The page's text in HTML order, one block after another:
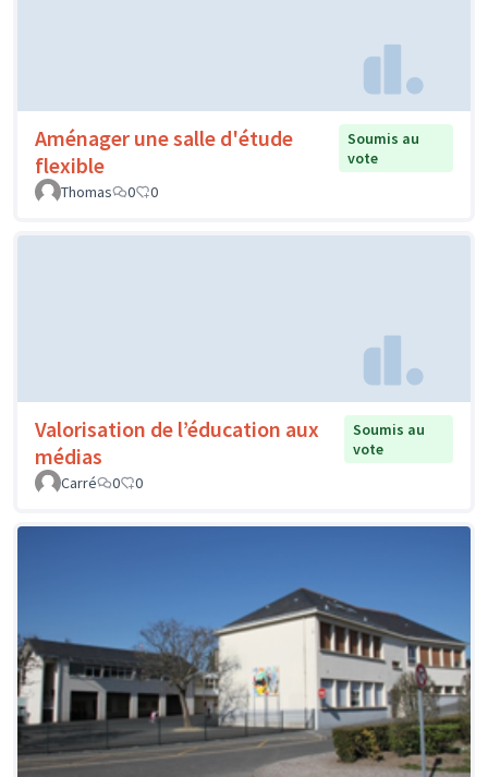
Aménager une salle d'étude
flexible
Soumis au
vote
Thomas
0 0
Valorisation de l’éducation aux
médias
Soumis au
vote
Carré
0 0